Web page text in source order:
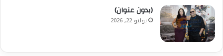
(بدون عنوان)
يوليو 22, 2026